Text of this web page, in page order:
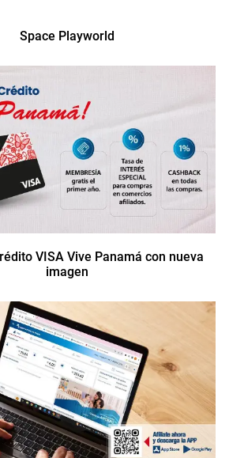
Space Playworld
VISA Vive Panamá con nueva
imagen